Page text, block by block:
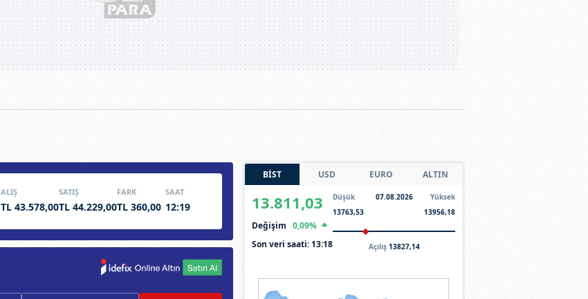
ALIŞ
TL 43.578,00
SATIŞ
TL 44.229,00
FARK
TL 360,00
SAAT
12:19
BİST USD EURO ALTIN
13.811,03
Değişim 0,09%
Son veri saati: 13:18
Düşük
13763,53
07.08.2026
Yüksek
13956,18
Açılış 13827,14